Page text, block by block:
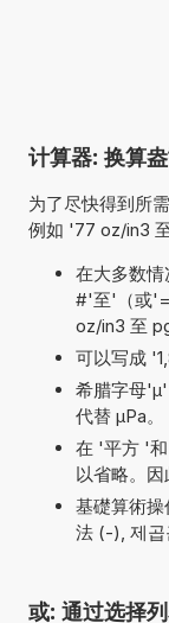
计算器: 换算
为了尽快得到所
例如 '77 oz/in3
在大多数
#'至'（或
oz/in3 至
可以写成
希腊字母
代替 µPa。
在 '平方 '
以省略。
基礎算術
法 (-), 제곱
或: 通过选择